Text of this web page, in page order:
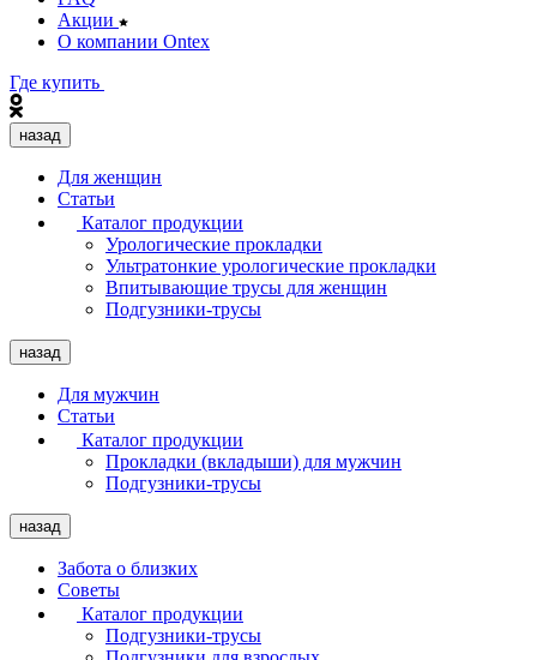
Акции
О компании Ontex
Где купить
назад
Для женщин
Статьи
Каталог продукции
Урологические прокладки
Ультратонкие урологические прокладки
Впитывающие трусы для женщин
Подгузники-трусы
назад
Для мужчин
Статьи
Каталог продукции
Прокладки (вкладыши) для мужчин
Подгузники-трусы
назад
Забота о близких
Советы
Каталог продукции
Подгузники-трусы